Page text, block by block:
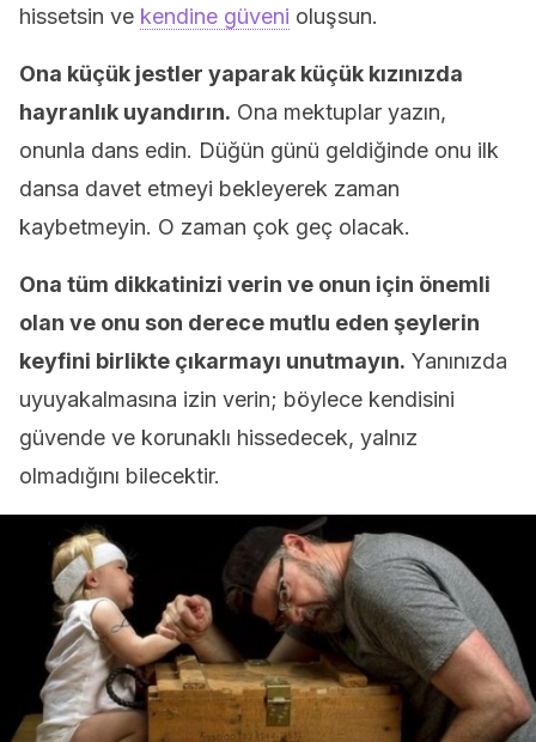
hissetsin ve kendine güveni oluşsun.
Ona küçük jestler yaparak küçük kızınızda
hayranlık uyandırın. Ona mektuplar yazın,
onunla dans edin. Düğün günü geldiğinde onu ilk
dansa davet etmeyi bekleyerek zaman
kaybetmeyin. O zaman çok geç olacak.
Ona tüm dikkatinizi verin ve onun için önemli
olan ve onu son derece mutlu eden şeylerin
keyfini birlikte çıkarmayı unutmayın. Yanınızda
uyuyakalmasına izin verin; böylece kendisini
güvende ve korunaklı hissedecek, yalnız
olmadığını bilecektir.